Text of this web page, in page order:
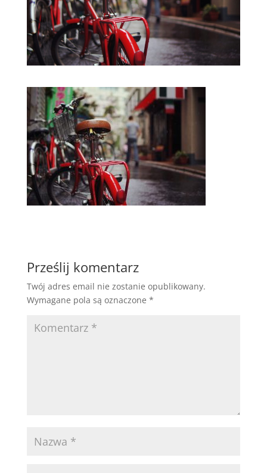
Prześlij komentarz
Twój adres email nie zostanie opublikowany.
Wymagane pola są oznaczone *